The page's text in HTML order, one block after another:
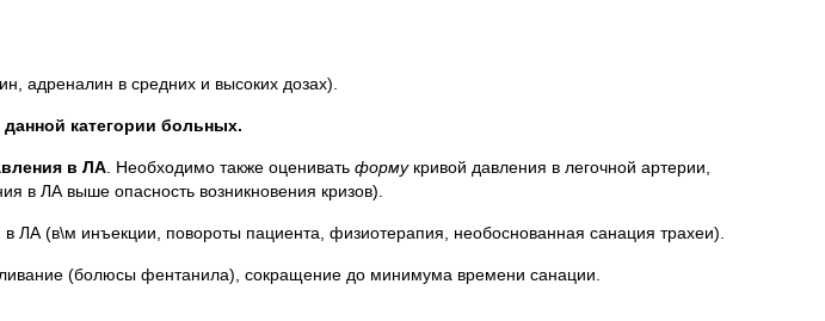
адреналин в средних и высоких дозах).
категории больных.
в ЛА . Необходимо также оценивать формукривой давления в легочной артерии,
в ЛА выше опасность возникновения кризов).
(в\м инъекции, повороты пациента, физиотерапия, необоснованная санация трахеи).
(болюсы фентанила), сокращение до минимума времени санации.